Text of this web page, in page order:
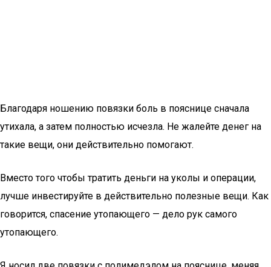
Благодаря ношению повязки боль в пояснице сначала
утихала, а затем полностью исчезла. Не жалейте денег на
такие вещи, они действительно помогают.
Вместо того чтобы тратить деньги на уколы и операции,
лучше инвестируйте в действительно полезные вещи. Как
говорится, спасение утопающего — дело рук самого
утопающего.